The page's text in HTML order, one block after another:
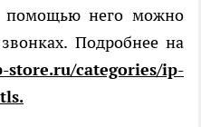
помощью него можно
Подробнее на
store.ru/categories/ip-